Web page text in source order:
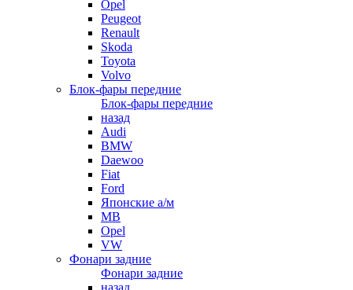
Opel
Peugeot
Renault
Skoda
Toyota
Volvo
Блок-фары передние
Блок-фары передние
назад
Audi
BMW
Daewoo
Fiat
Ford
Японские а/м
MB
Opel
VW
Фонари задние
Фонари задние
назад